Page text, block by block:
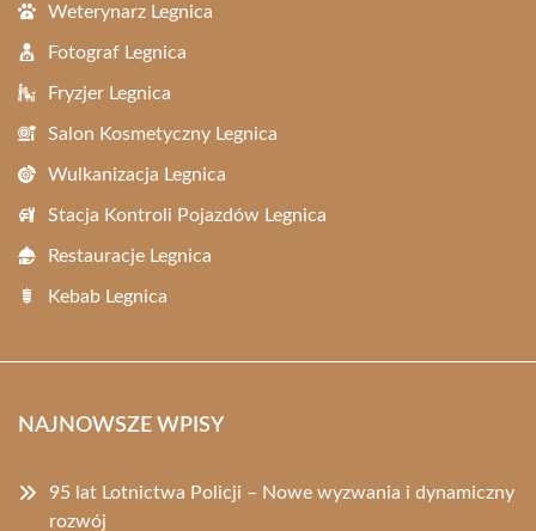
Weterynarz Legnica
Fotograf Legnica
Fryzjer Legnica
Salon Kosmetyczny Legnica
Wulkanizacja Legnica
Stacja Kontroli Pojazdów Legnica
Restauracje Legnica
Kebab Legnica
NAJNOWSZE WPISY
95 lat Lotnictwa Policji – Nowe wyzwania i dynamiczny
rozwój